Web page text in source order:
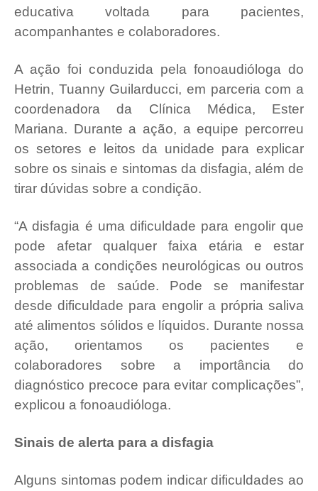
educativa voltada para pacientes,
acompanhantes e colaboradores.
A ação foi conduzida pela fonoaudióloga do
Hetrin, Tuanny Guilarducci, em parceria com a
coordenadora da Clínica Médica, Ester
Mariana. Durante a ação, a equipe percorreu
os setores e leitos da unidade para explicar
sobre os sinais e sintomas da disfagia, além de
tirar dúvidas sobre a condição.
“A disfagia é uma dificuldade para engolir que
pode afetar qualquer faixa etária e estar
associada a condições neurológicas ou outros
problemas de saúde. Pode se manifestar
desde dificuldade para engolir a própria saliva
até alimentos sólidos e líquidos. Durante nossa
ação, orientamos os pacientes e
colaboradores sobre a importância do
diagnóstico precoce para evitar complicações”,
explicou a fonoaudióloga.
Sinais de alerta para a disfagia
Alguns sintomas podem indicar dificuldades ao